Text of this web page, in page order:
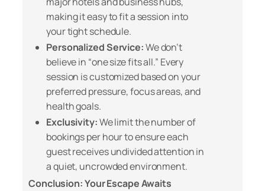
making it easy to fit a session into
your tight schedule.
Personalized Service:We don’t
believe in “one size fits all.” Every
session is customized based on your
preferred pressure, focus areas, and
health goals.
Exclusivity:We limit the number of
bookings per hour to ensure each
guest receives undivided attention in
a quiet, uncrowded environment.
Conclusion: Your Escape Awaits